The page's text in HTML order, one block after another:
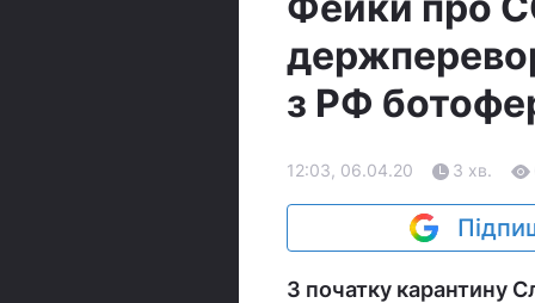
з РФ
12:03, 06.04.20 3 хв.
З початку карантину